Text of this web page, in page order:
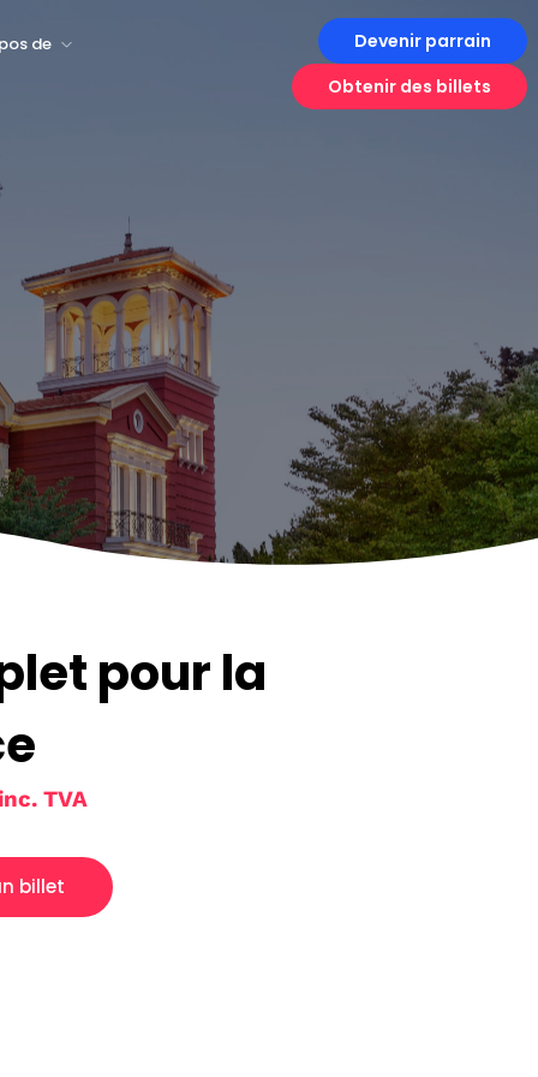
de
Devenir parrain
Obtenir des billets
pour la
inc. TVA
billet